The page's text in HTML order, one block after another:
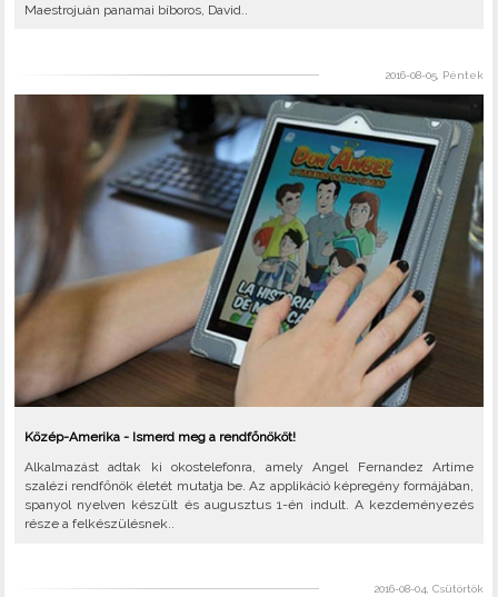
Maestrojuán panamai bíboros, David..
2016-08-05, Péntek
Közép-Amerika - Ismerd meg a rendfőnököt!
Alkalmazást adtak ki okostelefonra, amely Angel Fernandez Artime
szalézi rendfőnök életét mutatja be. Az applikáció képregény formájában,
spanyol nyelven készült és augusztus 1-én indult. A kezdeményezés
része a felkészülésnek..
2016-08-04, Csütörtök